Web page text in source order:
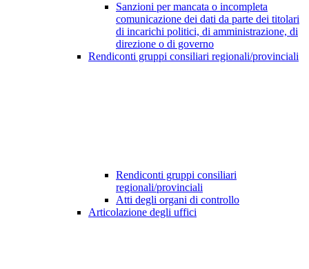
Sanzioni per mancata o incompleta
comunicazione dei dati da parte dei titolari
di incarichi politici, di amministrazione, di
direzione o di governo
Rendiconti gruppi consiliari regionali/provinciali
Rendiconti gruppi consiliari
regionali/provinciali
Atti degli organi di controllo
Articolazione degli uffici